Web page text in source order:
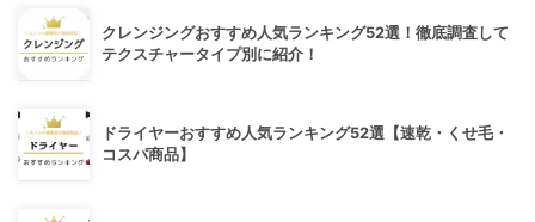
クレンジングおすすめ人気ランキング52選！徹底調査して
テクスチャータイプ別に紹介！
ドライヤーおすすめ人気ランキング52選【速乾・くせ毛・
コスパ商品】